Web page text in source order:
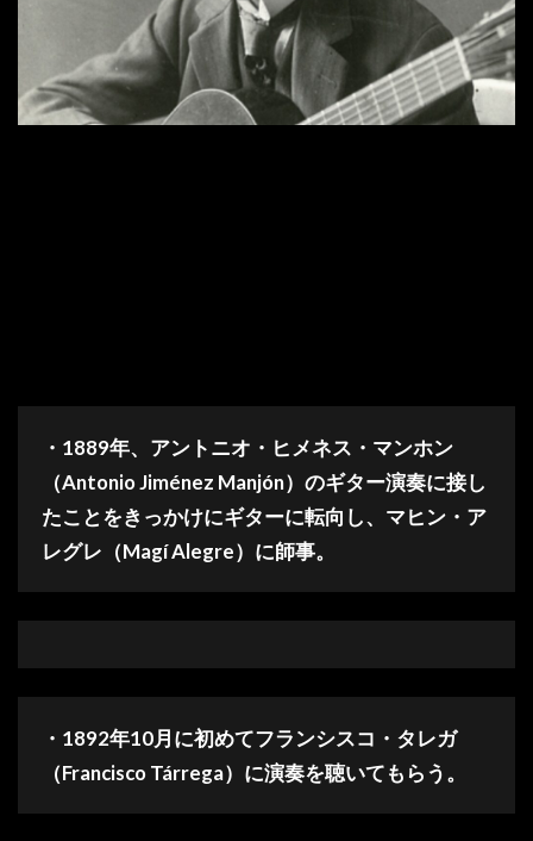
・1889年、アントニオ・ヒメネス・マンホン
（Antonio Jiménez Manjón）のギター演奏に接し
たことをきっかけにギターに転向し、マヒン・ア
レグレ（Magí Alegre）に師事。
・1892年10月に初めてフランシスコ・タレガ
（Francisco Tárrega）に演奏を聴いてもらう。